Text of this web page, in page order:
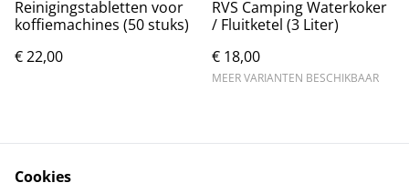
Reinigingstabletten voor
koffiemachines (50 stuks)
€ 22,00
RVS Camping Waterkoker
/ Fluitketel (3 Liter)
€ 18,00
MEER VARIANTEN BESCHIKBAAR
Cookies